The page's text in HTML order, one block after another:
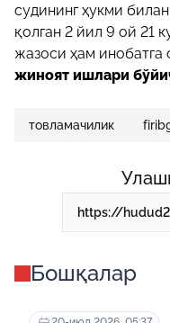
судининг ҳукми
қолган 2 йил 9 ой 21
жазоси ҳам инобатга
жиноят ишлари
товламачилик
Бошқалар